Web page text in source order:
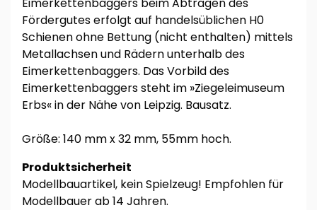
Fördergutes erfolgt auf handelsüblichen H0
Schienen ohne Bettung (nicht enthalten) mittels
Metallachsen und Rädern unterhalb des
Eimerkettenbaggers. Das Vorbild des
Eimerkettenbaggers steht im »Ziegeleimuseum
Erbs« in der Nähe von Leipzig. Bausatz.
Größe: 140 mm x 32 mm, 55mm hoch.
Produktsicherheit
Modellbauartikel, kein Spielzeug! Empfohlen für
Modellbauer ab 14 Jahren.